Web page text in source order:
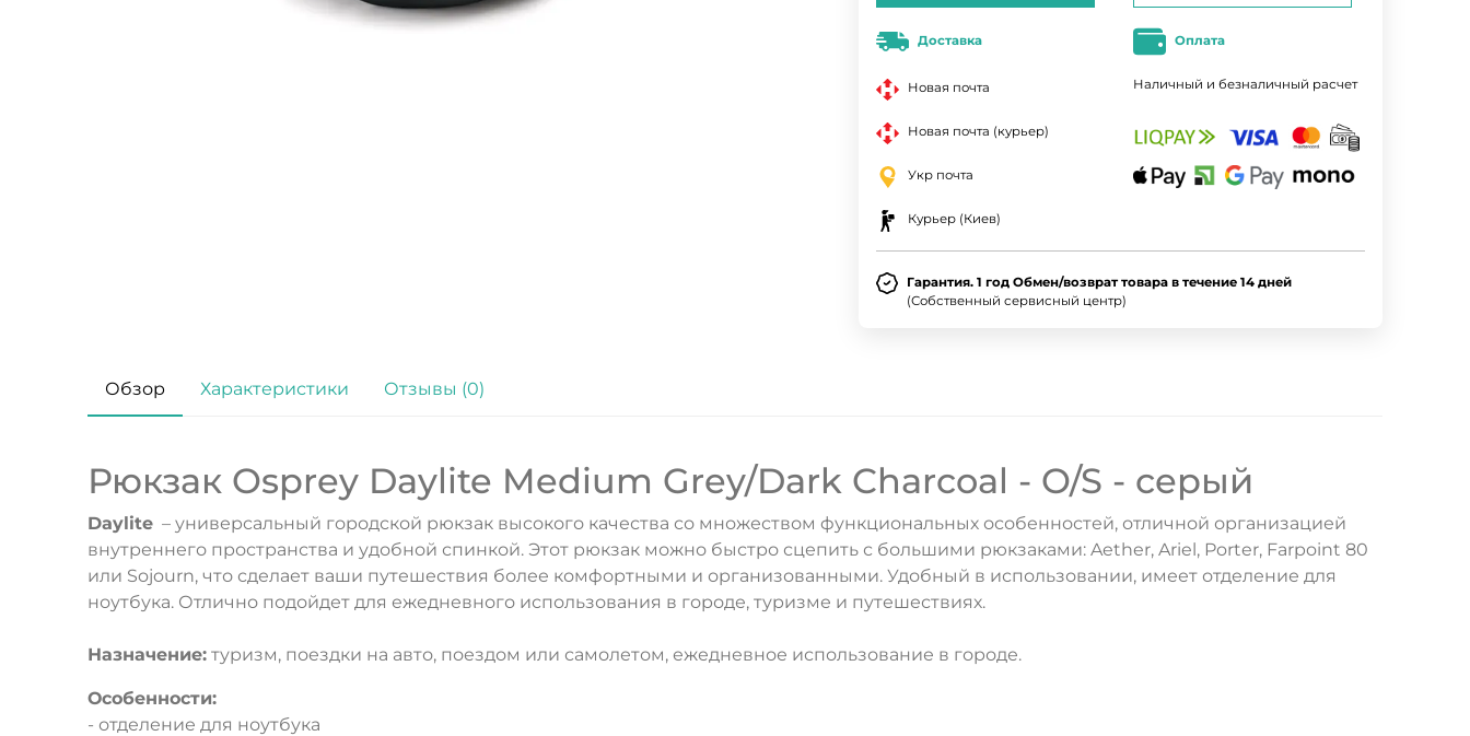
Доставка
Новая почта
Новая почта (курьер)
Укр почта
Курьер (Киев)
Оплата
Наличный и безналичный расчет
Гарантия. 1 год Обмен/возврат товара в течение 14 дней
(Собственный сервисный центр)
Обзор Характеристики Отзывы (0)
Рюкзак Osprey Daylite Medium Grey/Dark Charcoal - O/S - серый
Daylite – универсальный городской рюкзак высокого качества со множеством функциональных особенностей, отличной организацией
внутреннего пространства и удобной спинкой. Этот рюкзак можно быстро сцепить с большими рюкзаками: Aether, Ariel, Porter, Farpoint 80
или Sojourn, что сделает ваши путешествия более комфортными и организованными. Удобный в использовании, имеет отделение для
ноутбука. Отлично подойдет для ежедневного использования в городе, туризме и путешествиях.
Назначение: туризм, поездки на авто, поездом или самолетом, ежедневное использование в городе.
Особенности:
- отделение для ноутбука